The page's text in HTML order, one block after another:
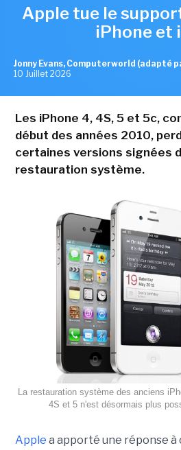
Apple tue le
iPhone et
Jonny Evans, Computerworld (adapté
10 Juillet 2026
Les iPhone 4, 4S, 5 et 5c,
début des années 2010,
certaines versions signées
restauration système.
La restauration système des anciens
4S et 5 n'est désormais plus
Apple a apporté une réponse à